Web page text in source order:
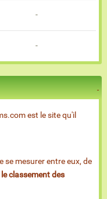
-
-
est le site qu'il
se mesurer entre eux, de
le classement des